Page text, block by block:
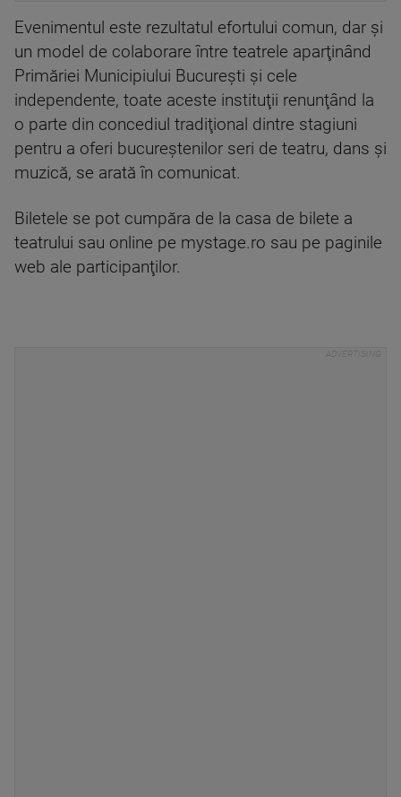
Evenimentul este rezultatul efortului comun, dar şi
un model de colaborare între teatrele aparţinând
Primăriei Municipiului Bucureşti şi cele
independente, toate aceste instituţii renunţând la
o parte din concediul tradiţional dintre stagiuni
pentru a oferi bucureştenilor seri de teatru, dans şi
muzică, se arată în comunicat.
Biletele se pot cumpăra de la casa de bilete a
teatrului sau online pe mystage.ro sau pe paginile
web ale participanţilor.